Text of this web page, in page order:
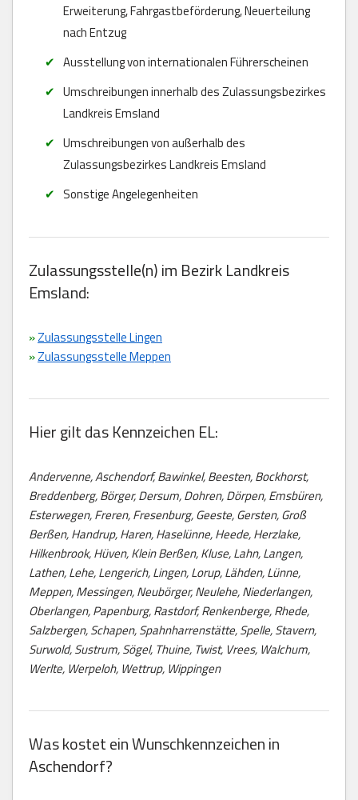
Erweiterung, Fahrgastbeförderung, Neuerteilung
nach Entzug
Ausstellung von internationalen Führerscheinen
Umschreibungen innerhalb des Zulassungsbezirkes
Landkreis Emsland
Umschreibungen von außerhalb des
Zulassungsbezirkes Landkreis Emsland
Sonstige Angelegenheiten
Zulassungsstelle(n) im Bezirk Landkreis
Emsland:
»Zulassungsstelle Lingen
»Zulassungsstelle Meppen
Hier gilt das Kennzeichen EL:
Andervenne, Aschendorf, Bawinkel, Beesten, Bockhorst,
Breddenberg, Börger, Dersum, Dohren, Dörpen, Emsbüren,
Esterwegen, Freren, Fresenburg, Geeste, Gersten, Groß
Berßen, Handrup, Haren, Haselünne, Heede, Herzlake,
Hilkenbrook, Hüven, Klein Berßen, Kluse, Lahn, Langen,
Lathen, Lehe, Lengerich, Lingen, Lorup, Lähden, Lünne,
Meppen, Messingen, Neubörger, Neulehe, Niederlangen,
Oberlangen, Papenburg, Rastdorf, Renkenberge, Rhede,
Salzbergen, Schapen, Spahnharrenstätte, Spelle, Stavern,
Surwold, Sustrum, Sögel, Thuine, Twist, Vrees, Walchum,
Werlte, Werpeloh, Wettrup, Wippingen
Was kostet ein Wunschkennzeichen in
Aschendorf?